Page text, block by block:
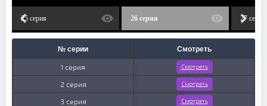
25 серия 26 серия 27 серия
№ серии Смотреть
1 серия Смотреть
2 серия Смотреть
3 серия Смотреть